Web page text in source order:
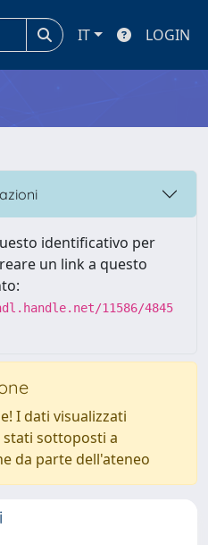
IT LOGIN
identificativo per
un link a questo
11586/4845
I dati visualizzati
stati sottoposti a
da parte dell'ateneo